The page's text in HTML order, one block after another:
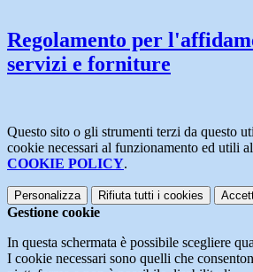
Regolamento per
servizi e forniture
Questo sito o gli strumenti terzi da questo
cookie necessari al funzionamento ed utili
COOKIE POLICY.
Personalizza Rifiuta tutti i cookies
Gestione cookie
In questa schermata è possibile scegliere
I cookie necessari sono quelli che